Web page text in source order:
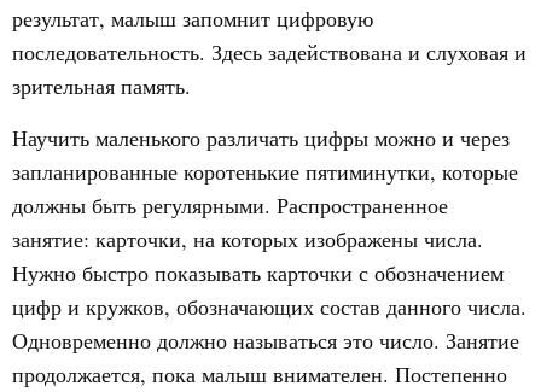
результат, малыш запомнит цифровую
последовательность. Здесь задействована и слуховая и
зрительная память.
Научить маленького различать цифры можно и через
запланированные коротенькие пятиминутки, которые
должны быть регулярными. Распространенное
занятие: карточки, на которых изображены числа.
Нужно быстро показывать карточки с обозначением
цифр и кружков, обозначающих состав данного числа.
Одновременно должно называться это число. Занятие
продолжается, пока малыш внимателен. Постепенно